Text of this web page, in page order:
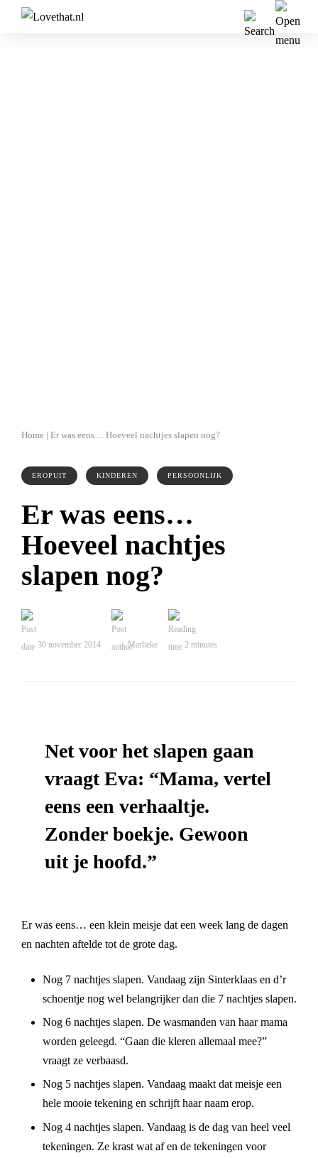
Home | Er was eens… Hoeveel nachtjes slapen nog?
EROPUIT KINDEREN PERSOONLIJK
Er was eens…
Hoeveel nachtjes
slapen nog?
30 november 2014 Marlieke 2 minutes
Net voor het slapen gaan
vraagt Eva: “Mama, vertel
eens een verhaaltje.
Zonder boekje. Gewoon
uit je hoofd.”
Er was eens… een klein meisje dat een week lang de dagen
en nachten aftelde tot de grote dag.
Nog 7 nachtjes slapen. Vandaag zijn Sinterklaas en d’r
schoentje nog wel belangrijker dan die 7 nachtjes slapen.
Nog 6 nachtjes slapen. De wasmanden van haar mama
worden geleegd. “Gaan die kleren allemaal mee?”
vraagt ze verbaasd.
Nog 5 nachtjes slapen. Vandaag maakt dat meisje een
hele mooie tekening en schrijft haar naam erop.
Nog 4 nachtjes slapen. Vandaag is de dag van heel veel
tekeningen. Ze krast wat af en de tekeningen voor